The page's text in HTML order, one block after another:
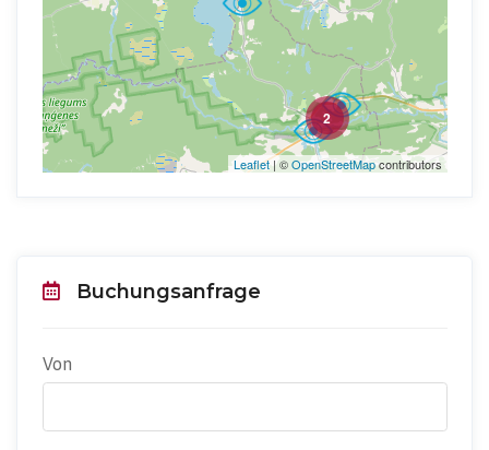
2
Leaflet| ©OpenStreetMapcontributors
Buchungsanfrage
Von